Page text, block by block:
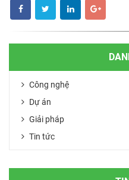
Công nghệ
Dự án
Giải pháp
Tin tức